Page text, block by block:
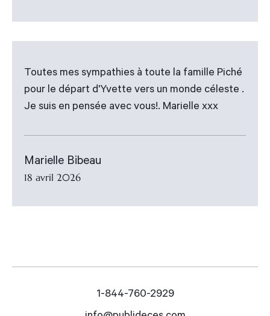
Toutes mes sympathies à toute la famille Piché
pour le départ d'Yvette vers un monde céleste .
Je suis en pensée avec vous!. Marielle xxx
Marielle Bibeau
18 avril 2026
1-844-760-2929